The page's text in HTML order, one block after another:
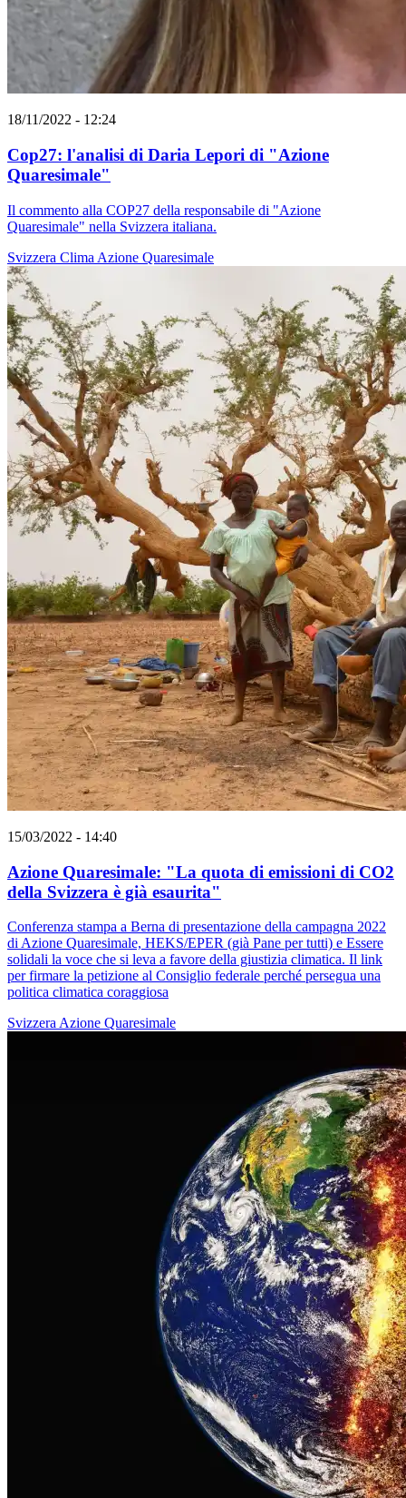
18/11/2022 - 12:24
Cop27: l'analisi di Daria Lepori di "Azione
Quaresimale"
Il commento alla COP27 della responsabile di "Azione
Quaresimale" nella Svizzera italiana.
Svizzera Clima Azione Quaresimale
15/03/2022 - 14:40
Azione Quaresimale: "La quota di emissioni di CO2
della Svizzera è già esaurita"
Conferenza stampa a Berna di presentazione della campagna 2022
di Azione Quaresimale, HEKS/EPER (già Pane per tutti) e Essere
solidali la voce che si leva a favore della giustizia climatica. Il link
per firmare la petizione al Consiglio federale perché persegua una
politica climatica coraggiosa
Svizzera Azione Quaresimale